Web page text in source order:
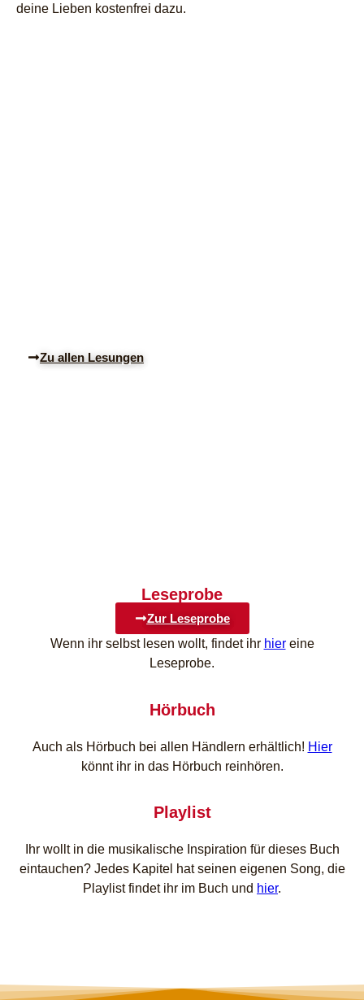
deine Lieben kostenfrei dazu.
Zu allen Lesungen
Leseprobe
Zur Leseprobe
Wenn ihr selbst lesen wollt, findet ihr hiereine
Leseprobe.
Hörbuch
Auch als Hörbuch bei allen Händlern erhältlich! Hier
könnt ihr in das Hörbuch reinhören.
Playlist
Ihr wollt in die musikalische Inspiration für dieses Buch
eintauchen? Jedes Kapitel hat seinen eigenen Song, die
Playlist findet ihr im Buch und hier.